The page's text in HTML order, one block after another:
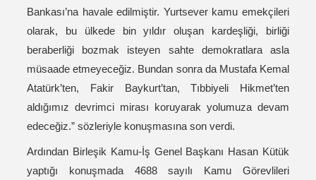
Bankası’na havale edilmiştir. Yurtsever kamu emekçileri
olarak, bu ülkede bin yıldır oluşan kardeşliği, birliği
beraberliği bozmak isteyen sahte demokratlara asla
müsaade etmeyeceğiz. Bundan sonra da Mustafa Kemal
Atatürk’ten, Fakir Baykurt’tan, Tıbbiyeli Hikmet’ten
aldığımız devrimci mirası koruyarak yolumuza devam
edeceğiz.” sözleriyle konuşmasına son verdi.
Ardından Birleşik Kamu-İş Genel Başkanı Hasan Kütük
yaptığı konuşmada 4688 sayılı Kamu Görevlileri